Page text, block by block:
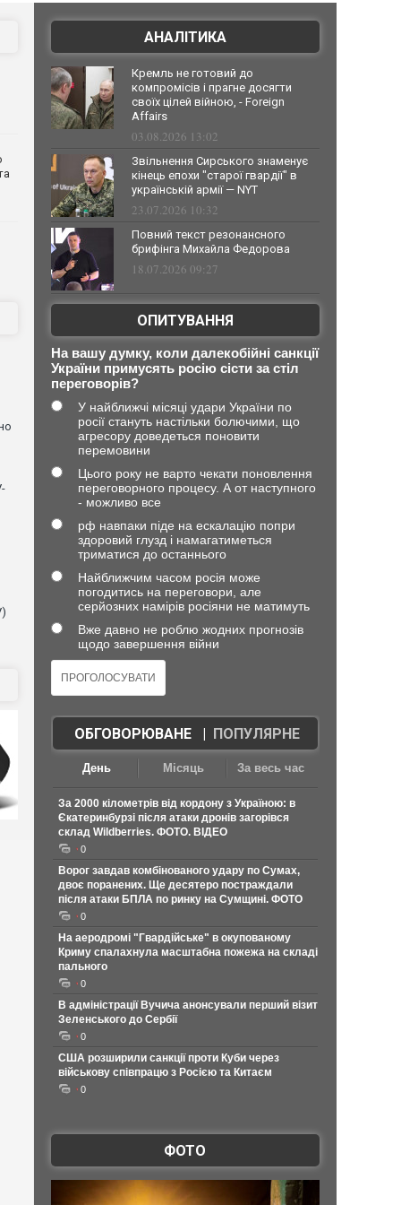
АНАЛІТИКА
Кремль не готовий до
компромісів і прагне досягти
своїх цілей війною, - Foreign
Affairs
03.08.2026 13:02
Звільнення Сирського знаменує
кінець епохи "старої гвардії" в
українській армії — NYT
23.07.2026 10:32
Повний текст резонансного
брифінга Михайла Федорова
18.07.2026 09:27
ОПИТУВАННЯ
На вашу думку, коли далекобійні санкції
України примусять росію сісти за стіл
переговорів?
У найближчі місяці удари України по
росії стануть настільки болючими, що
агресору доведеться поновити
перемовини
Цього року не варто чекати поновлення
переговорного процесу. А от наступного
- можливо все
рф навпаки піде на ескалацію попри
здоровий глузд і намагатиметься
триматися до останнього
Найближчим часом росія може
погодитись на переговори, але
серйозних намірів росіяни не матимуть
Вже давно не роблю жодних прогнозів
щодо завершення війни
ОБГОВОРЮВАНЕ| ПОПУЛЯРНЕ
День Місяць За весь час
За 2000 кілометрів від кордону з Україною: в
Єкатеринбурзі після атаки дронів загорівся
склад Wildberries. ФОТО. ВІДЕО
0
Ворог завдав комбінованого удару по Сумах,
двоє поранених. Ще десятеро постраждали
після атаки БПЛА по ринку на Сумщині. ФОТО
0
На аеродромі "Гвардійське" в окупованому
Криму спалахнула масштабна пожежа на складі
пального
0
В адміністрації Вучича анонсували перший візит
Зеленського до Сербії
0
США розширили санкції проти Куби через
військову співпрацю з Росією та Китаєм
0
ФОТО